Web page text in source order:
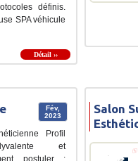
définis.
SPA véhicule
Détail ››
Fév,
2023
Profil
et
postuler :
Salon